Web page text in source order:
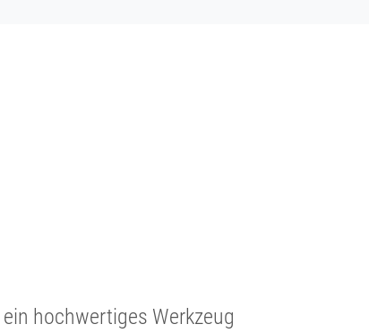
ein hochwer­tiges Werkzeug